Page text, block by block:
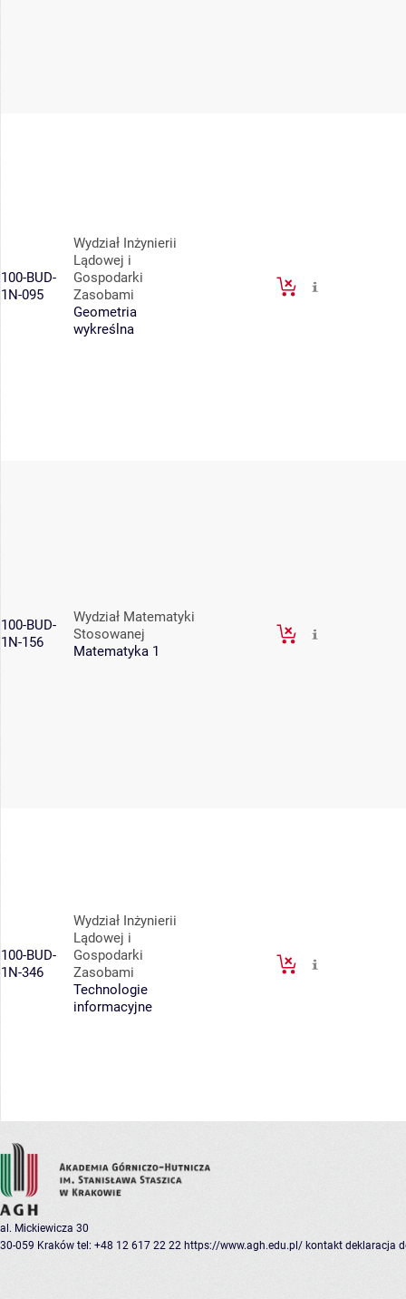
100-BUD-
1N-095
Wydział Inżynierii
Lądowej i
Gospodarki
Zasobami
Geometria
wykreślna
100-BUD-
1N-156
Wydział Matematyki
Stosowanej
Matematyka 1
100-BUD-
1N-346
Wydział Inżynierii
Lądowej i
Gospodarki
Zasobami
Technologie
informacyjne
al. Mickiewicza 30
30-059 Kraków tel: +48 12 617 22 22 https://www.agh.edu.pl/ kontakt deklaracja